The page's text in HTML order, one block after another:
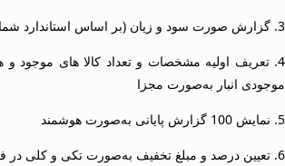
3. گزارش صورت سود و زیان (بر اساس استاندارد شماره 1 حسابداری)
4. تعریف اولیه مشخصات و تعداد کالا های موجود
موجودی انبار به‌صورت مجزا
5. نمایش 100 گزارش پایانی به‌صورت هوشمند
6. تعیین درصد و مبلغ تخفیف به‌صورت تکی و کلی در فاکتور فروش و خرید